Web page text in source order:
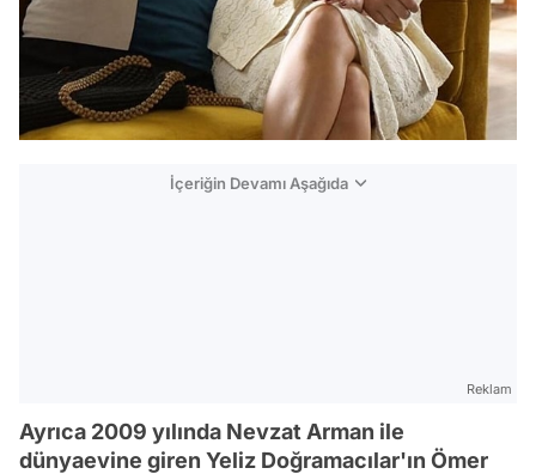
İçeriğin Devamı Aşağıda
Reklam
Ayrıca 2009 yılında Nevzat Arman ile
dünyaevine giren Yeliz Doğramacılar'ın Ömer